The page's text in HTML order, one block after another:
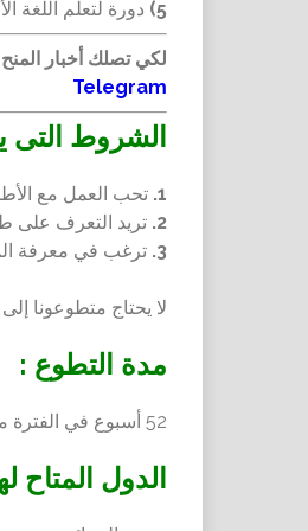
5) دورة لتعلم اللغة
لكي تصلك أخبار
Telegram
الشروط التى
1. تحب العمل مع
2. تريد التعرف على
3. ترغب في معرفة
لا يحتاج متطوعونا
مدة التطوع :
52 أسبوع في الفترة من 1/2/2021 وحتي 28/2/2022
الدول المتاح